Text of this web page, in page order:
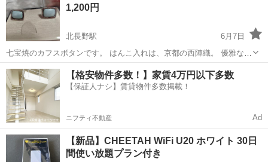
1,200円
北長野駅
6月7日
七宝焼のカフスボタンです。 はんこ入れは、京都の西陣織。 優雅なシ
ルクです。 朱肉はございません。 やはり、京都の織物の、 念珠袋で
す。 美しい絹です。 文字通り、数珠を入れても良いですし、 ちょっ
とした小物入れに、お...
長野 長野市 北長野駅 その他
【格安物件多数！】家賃4万円以下多数
【保証人ナシ】賃貸物件多数掲載！
ニフティ不動産 Ad
【新品】CHEETAH WiFi U20 ホワイト 30日
間使い放題プラン付き